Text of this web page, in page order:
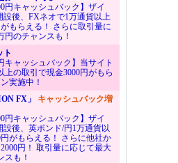
円キャッシュバック】ザイ
設後、FXネオで1万通貨以上
もらえる！ さらに取引量に
円のチャンスも！
ト
キャッシュバック】当サイト
上の取引で現金3000円がもら
実施中！
FX」 キャッシュバック増
円キャッシュバック】ザイ
後、英ポンド/円1万通貨以
がもらえる！ さらに他社か
円！ 取引量に応じて最大
スも！